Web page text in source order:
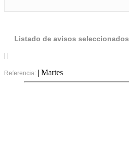
Listado de avisos seleccionados
Referencia: | Martes